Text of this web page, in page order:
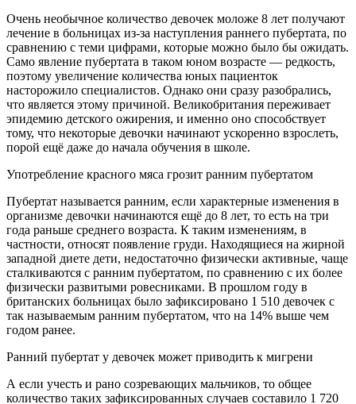
Очень необычное количество девочек моложе 8 лет получают
лечение в больницах из-за наступления раннего пубертата, по
сравнению с теми цифрами, которые можно было бы ожидать.
Само явление пубертата в таком юном возрасте — редкость,
поэтому увеличение количества юных пациенток
насторожило специалистов. Однако они сразу разобрались,
что является этому причиной. Великобритания переживает
эпидемию детского ожирения, и именно оно способствует
тому, что некоторые девочки начинают ускоренно взрослеть,
порой ещё даже до начала обучения в школе.
Употребление красного мяса грозит ранним пубертатом
Пубертат называется ранним, если характерные изменения в
организме девочки начинаются ещё до 8 лет, то есть на три
года раньше среднего возраста. К таким изменениям, в
частности, относят появление груди. Находящиеся на жирной
западной диете дети, недостаточно физически активные, чаще
сталкиваются с ранним пубертатом, по сравнению с их более
физически развитыми ровесниками. В прошлом году в
британских больницах было зафиксировано 1 510 девочек с
так называемым ранним пубертатом, что на 14% выше чем
годом ранее.
Ранний пубертат у девочек может приводить к мигрени
А если учесть и рано созревающих мальчиков, то общее
количество таких зафиксированных случаев составило 1 720